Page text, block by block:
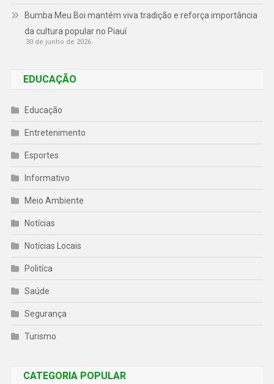
Bumba Meu Boi mantém viva tradição e reforça importância
da cultura popular no Piauí
30 de junho de 2026
EDUCAÇÃO
Educação
Entretenimento
Esportes
Informativo
Meio Ambiente
Notícias
Notícias Locais
Politíca
Saúde
Segurança
Turismo
CATEGORIA POPULAR